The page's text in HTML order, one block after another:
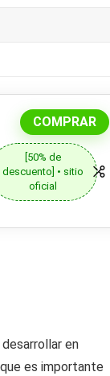
COMPRAR
[50% de
descuento] • sitio
oficial
en
es importante